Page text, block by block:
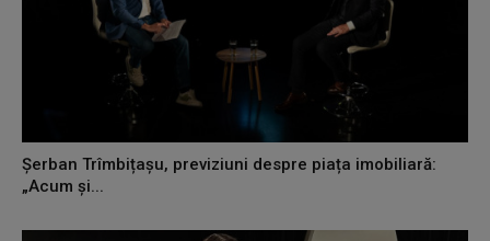
Șerban Trîmbițașu, previziuni despre piața imobiliară:
„Acum și...